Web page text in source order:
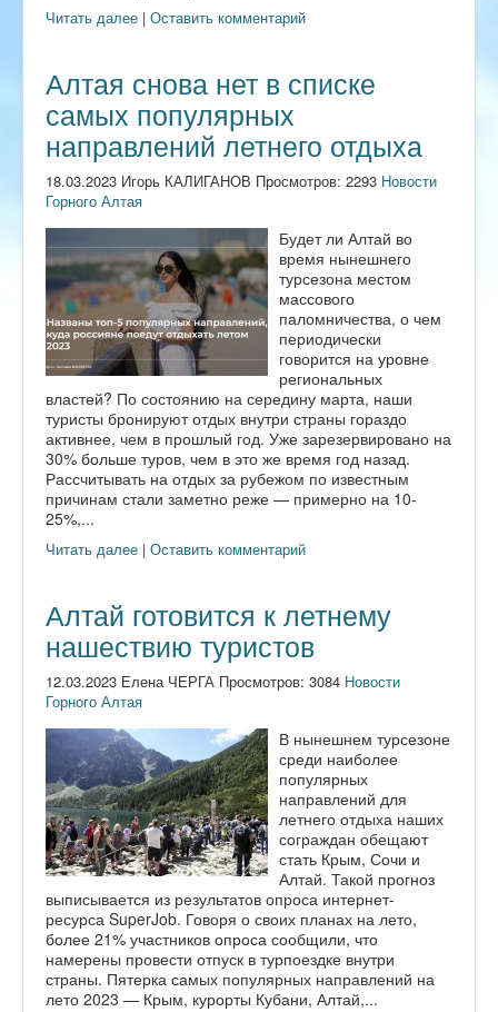
Читать далее | Оставить комментарий
Алтая снова нет в списке
самых популярных
направлений летнего отдыха
18.03.2023 Игорь КАЛИГАНОВ Просмотров: 2293 Новости
Горного Алтая
Будет ли Алтай во
время нынешнего
турсезона местом
массового
паломничества, о чем
периодически
говорится на уровне
региональных
властей? По состоянию на середину марта, наши
туристы бронируют отдых внутри страны гораздо
активнее, чем в прошлый год. Уже зарезервировано на
30% больше туров, чем в это же время год назад.
Рассчитывать на отдых за рубежом по известным
причинам стали заметно реже — примерно на 10-
25%,...
Читать далее | Оставить комментарий
Алтай готовится к летнему
нашествию туристов
12.03.2023 Елена ЧЕРГА Просмотров: 3084 Новости
Горного Алтая
В нынешнем турсезоне
среди наиболее
популярных
направлений для
летнего отдыха наших
сограждан обещают
стать Крым, Сочи и
Алтай. Такой прогноз
выписывается из результатов опроса интернет-
ресурса SuperJob. Говоря о своих планах на лето,
более 21% участников опроса сообщили, что
намерены провести отпуск в турпоездке внутри
страны. Пятерка самых популярных направлений на
лето 2023 — Крым, курорты Кубани, Алтай,...